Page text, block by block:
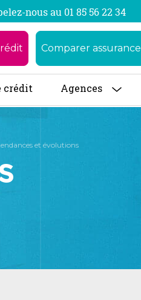
nous au 01 85 56 22 34
Comparer assurance
crédit Agences
et évolutions